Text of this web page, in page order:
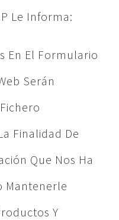
Le Informa:
En El Formulario
Serán
Finalidad De
Que Nos Ha
Mantenerle
Y